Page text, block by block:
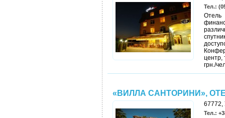
Тел.:
центр,
грн./
«ВИЛЛА САНТОРИНИ»,
67772,
Тел.: